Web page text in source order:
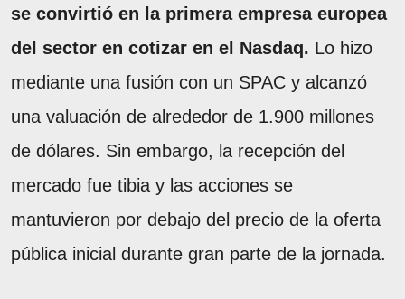
se convirtió en la primera empresa europea
del sector en cotizar en el Nasdaq. Lo hizo
mediante una fusión con un SPAC y alcanzó
una valuación de alrededor de 1.900 millones
de dólares. Sin embargo, la recepción del
mercado fue tibia y las acciones se
mantuvieron por debajo del precio de la oferta
pública inicial durante gran parte de la jornada.